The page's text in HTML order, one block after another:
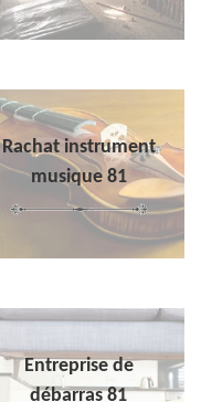
Rachat instrument
musique 81
Entreprise de
débarras 81